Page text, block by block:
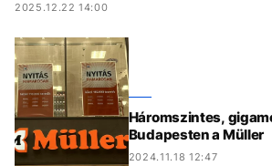
2025.12.22 14:00
Háromszintes,
Budapesten a Müller
2024.11.18 12:47